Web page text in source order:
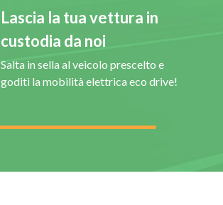
Lascia la tua vettura in
custodia da noi
Salta in sella al veicolo prescelto e
goditi la mobilità elettrica eco drive!